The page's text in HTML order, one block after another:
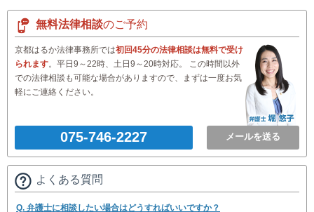
無料法律相談のご予約
京都はるか法律事務所では初回45分の法律相談は無料で受け
られます。平日9～22時、土日9～20時対応。 この時間以外
での法律相談も可能な場合がありますので、まずは一度お気
軽にご連絡ください。
075-746-2227 メールを送る
よくある質問
Q. 弁護士に相談したい場合はどうすればいいですか？